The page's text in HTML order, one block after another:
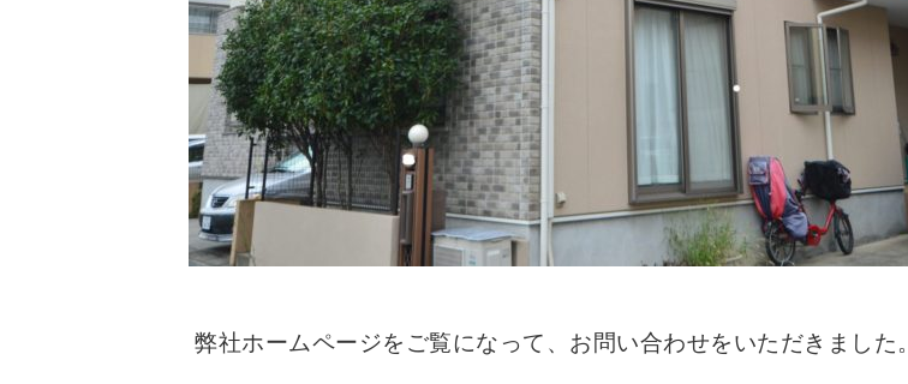
弊社ホームページをご覧になって、お問い合わせをいただきました。